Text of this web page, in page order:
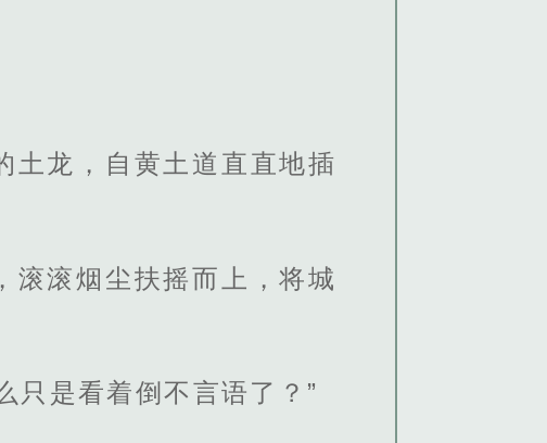
土龙，自黄土道直直地插
滚滚烟尘扶摇而上，将城
只是看着倒不言语了？”